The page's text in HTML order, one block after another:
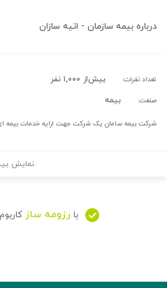
درباره بیمه سازمان - اتیه سازان
تعداد نفرات: بیش‌از ۱,۰۰۰ نفر
صنعت: بیمه
شرکت بیمه سامان یک شرکت جهت ارایه خدمات بیمه
نمایش
با رزومه ساز